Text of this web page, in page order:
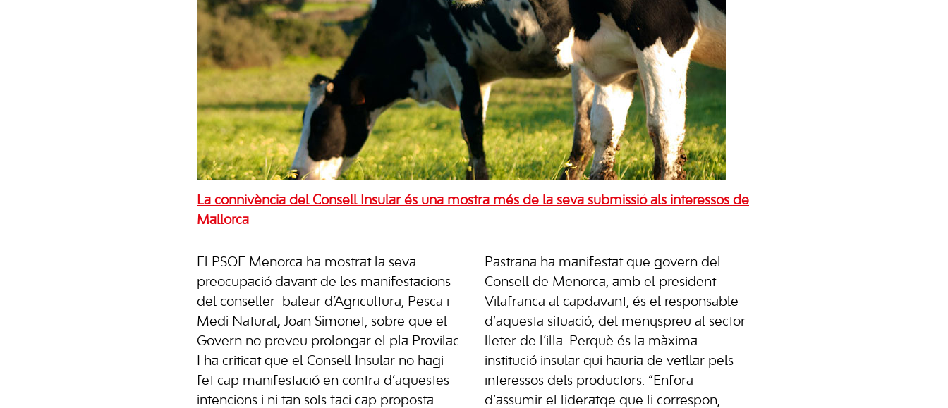
La connivència del Consell Insular és una mostra més de la seva submissió als interessos de
Mallorca
El PSOE Menorca ha mostrat la seva
preocupació davant de les manifestacions
del conseller
balear d’Agricultura, Pesca i
Medi Natural, Joan Simonet, sobre que el
Govern no preveu prolongar el pla Provilac.
I ha criticat que el Consell Insular no hagi
fet cap manifestació en contra d’aquestes
intencions i ni tan sols faci cap proposta
Pastrana ha manifestat que govern del
Consell de Menorca, amb el president
Vilafranca al capdavant, és el responsable
d’aquesta situació, del menyspreu al sector
lleter de l’illa. Perquè és la màxima
institució insular qui hauria de vetllar pels
interessos dels productors. “Enfora
d’assumir el lideratge que li correspon,